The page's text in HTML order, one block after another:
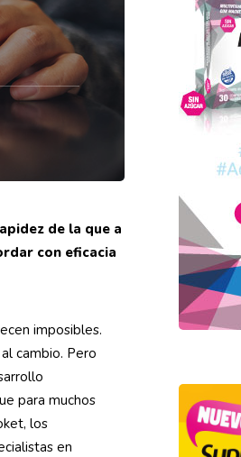
de la que a
con eficacia
imposibles.
cambio. Pero
para muchos
los
en